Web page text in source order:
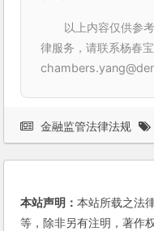
以上内容仅供参
律服务，请联系杨春
金融监管法律法规
本站声明：本站所载之法
等，除非另有注明，著作